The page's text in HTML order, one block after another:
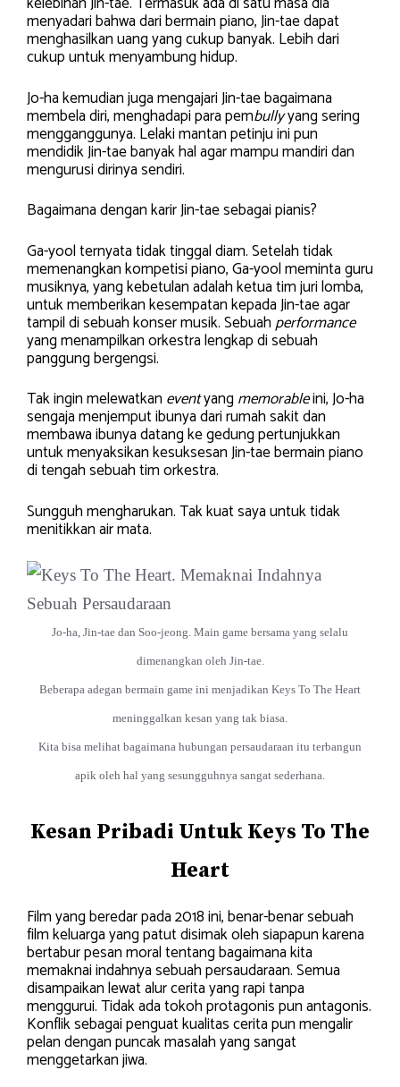
menyadari bahwa dari bermain piano, Jin-tae dapat
menghasilkan uang yang cukup banyak. Lebih dari
cukup untuk menyambung hidup.
Jo-ha kemudian juga mengajari Jin-tae bagaimana
membela diri, menghadapi para pembullyyang sering
mengganggunya. Lelaki mantan petinju ini pun
mendidik Jin-tae banyak hal agar mampu mandiri dan
mengurusi dirinya sendiri.
Bagaimana dengan karir Jin-tae sebagai pianis?
Ga-yool ternyata tidak tinggal diam. Setelah tidak
memenangkan kompetisi piano, Ga-yool meminta guru
musiknya, yang kebetulan adalah ketua tim juri lomba,
untuk memberikan kesempatan kepada Jin-tae agar
tampil di sebuah konser musik. Sebuahperformance
yang menampilkan orkestra lengkap di sebuah
panggung bergengsi.
Tak ingin melewatkan eventyang memorableini, Jo-ha
sengaja menjemput ibunya dari rumah sakit dan
membawa ibunya datang ke gedung pertunjukkan
untuk menyaksikan kesuksesan Jin-tae bermain piano
di tengah sebuah tim orkestra.
Sungguh mengharukan. Tak kuat saya untuk tidak
menitikkan air mata.
Jo-ha, Jin-tae dan Soo-jeong. Main game bersama yang selalu
dimenangkan oleh Jin-tae.
Beberapa adegan bermain game ini menjadikan Keys To The Heart
meninggalkan kesan yang tak biasa.
Kita bisa melihat bagaimana hubungan persaudaraan itu terbangun
apik oleh hal yang sesungguhnya sangat sederhana.
Kesan Pribadi Untuk Keys To The
Heart
Film yang beredar pada 2018 ini, benar-benar sebuah
film keluarga yang patut disimak oleh siapapun karena
bertabur pesan moral tentang bagaimana kita
memaknai indahnya sebuah persaudaraan. Semua
disampaikan lewat alur cerita yang rapi tanpa
menggurui. Tidak ada tokoh protagonis pun antagonis.
Konflik sebagai penguat kualitas cerita pun mengalir
pelan dengan puncak masalah yang sangat
menggetarkan jiwa.